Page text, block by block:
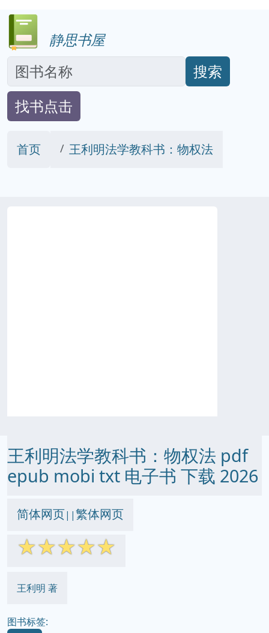
静思书屋
搜索
找书点击
首页 王利明法学教科书：物权法
王利明法学教科书：物权法 pdf
epub mobi txt 电子书 下载 2026
简体网页||繁体网页
☆☆☆☆☆
王利明 著
图书标签: